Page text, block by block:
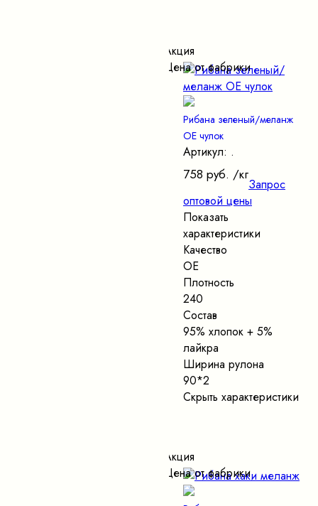
Акция
Цена от фабрики
Рибана зеленый/меланж
ОЕ чулок
Артикул: .
758 руб. /кг
Запрос
оптовой цены
Показать
характеристики
Качество
ОЕ
Плотность
240
Состав
95% хлопок + 5%
лайкра
Ширина рулона
90*2
Скрыть характеристики
Акция
Цена от фабрики